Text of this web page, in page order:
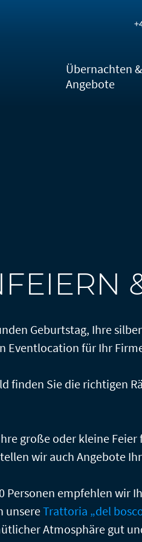
Übernachten &
Angebote
Geburtstag, Ihre
Eventlocation für Ihr
finden Sie die richtigen
große oder kleine
wir auch Angebote
Personen empfehlen wir
unsereTrattoria „del
Atmosphäre gut